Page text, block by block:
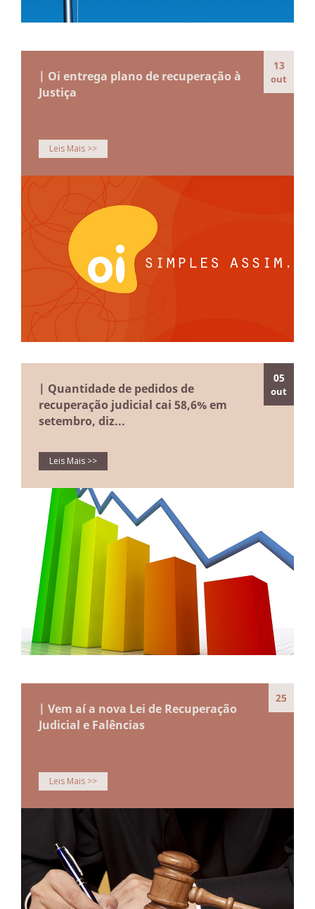
13
out
| Oi entrega plano de recuperação à
Justiça
Leis Mais >>
05
out
| Quantidade de pedidos de
recuperação judicial cai 58,6% em
setembro, diz...
Leis Mais >>
25
| Vem aí a nova Lei de Recuperação
Judicial e Falências
Leis Mais >>